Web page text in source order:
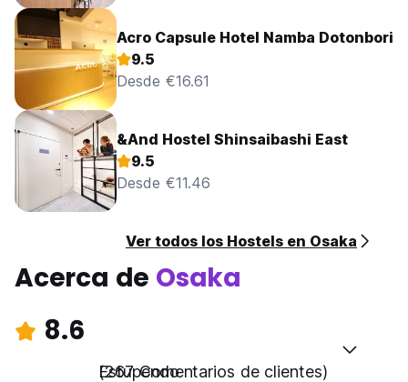
Acro Capsule Hotel Namba Dotonbori
9.5
Desde €16.61
&And Hostel Shinsaibashi East
9.5
Desde €11.46
Ver todos los Hostels en Osaka
Acerca de Osaka
8.6
Estupendo
(267 Comentarios de clientes)